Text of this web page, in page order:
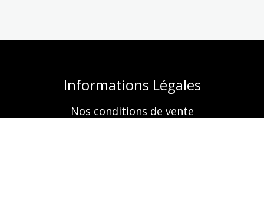
Informations Légales
Nos conditions de vente